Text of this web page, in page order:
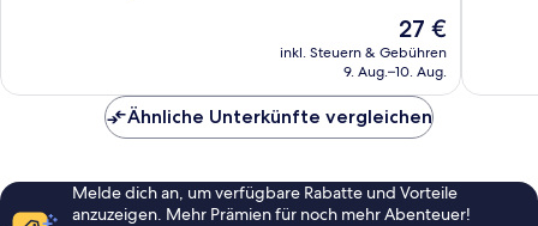
Bewertungen
Der
Preis
beträgt
27 €
inkl. Steuern & Gebühren
9. Aug.–10. Aug.
Ähnliche Unterkünfte vergleichen
Melde dich an, um verfügbare Rabatte und Vorteile
anzuzeigen. Mehr Prämien für noch mehr Abenteuer!